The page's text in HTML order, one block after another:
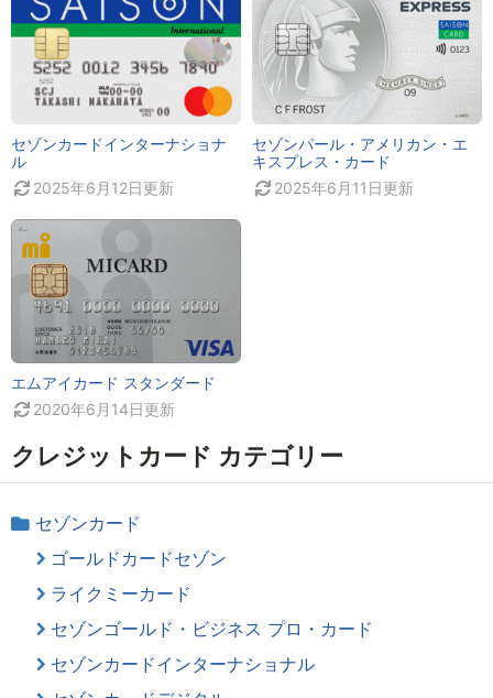
セゾンカードインターナショナ
ル
2025年6月12日更新
セゾンパール・アメリカン・エ
キスプレス・カード
2025年6月11日更新
エムアイカード スタンダード
2020年6月14日更新
クレジットカード カテゴリー
セゾンカード
ゴールドカードセゾン
ライクミーカード
セゾンゴールド・ビジネス プロ・カード
セゾンカードインターナショナル